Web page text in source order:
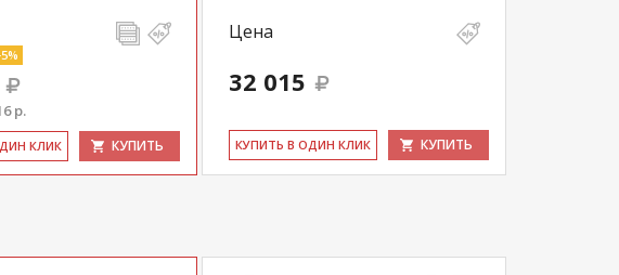
р.
КЛИК КУПИТЬ
Цена
32 015
КУ­ПИТЬ В ОДИН КЛИК КУПИТЬ